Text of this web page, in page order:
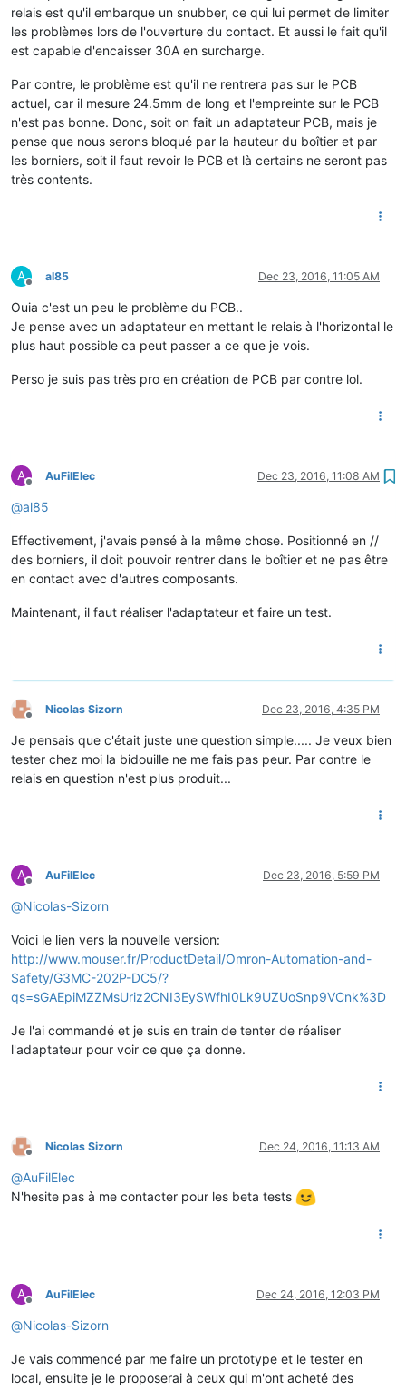
relais est qu'il embarque un snubber, ce qui lui permet de limiter
les problèmes lors de l'ouverture du contact. Et aussi le fait qu'il
est capable d'encaisser 30A en surcharge.
Par contre, le problème est qu'il ne rentrera pas sur le PCB
actuel, car il mesure 24.5mm de long et l'empreinte sur le PCB
n'est pas bonne. Donc, soit on fait un adaptateur PCB, mais je
pense que nous serons bloqué par la hauteur du boîtier et par
les borniers, soit il faut revoir le PCB et là certains ne seront pas
très contents.
A
Offline
al85 Dec 23, 2016, 11:05 AM
Ouia c'est un peu le problème du PCB..
Je pense avec un adaptateur en mettant le relais à l'horizontal le
plus haut possible ca peut passer a ce que je vois.
Perso je suis pas très pro en création de PCB par contre lol.
A
Offline
AuFilElec Dec 23, 2016, 11:08 AM
@al85
Effectivement, j'avais pensé à la même chose. Positionné en //
des borniers, il doit pouvoir rentrer dans le boîtier et ne pas être
en contact avec d'autres composants.
Maintenant, il faut réaliser l'adaptateur et faire un test.
Offline
Nicolas Sizorn Dec 23, 2016, 4:35 PM
Je pensais que c'était juste une question simple..... Je veux bien
tester chez moi la bidouille ne me fais pas peur. Par contre le
relais en question n'est plus produit...
A
Offline
AuFilElec Dec 23, 2016, 5:59 PM
@Nicolas-Sizorn
Voici le lien vers la nouvelle version:
http://www.mouser.fr/ProductDetail/Omron-Automation-and-
Safety/G3MC-202P-DC5/?
qs=sGAEpiMZZMsUriz2CNI3EySWfhI0Lk9UZUoSnp9VCnk%3D
Je l'ai commandé et je suis en train de tenter de réaliser
l'adaptateur pour voir ce que ça donne.
Offline
Nicolas Sizorn Dec 24, 2016, 11:13 AM
@AuFilElec
N'hesite pas à me contacter pour les beta tests
A
Offline
AuFilElec Dec 24, 2016, 12:03 PM
@Nicolas-Sizorn
Je vais commencé par me faire un prototype et le tester en
local, ensuite je le proposerai à ceux qui m'ont acheté des